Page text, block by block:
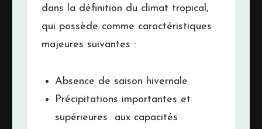
dans la définition du climat tropical,
qui possède comme caractéristiques
majeures suivantes :
Absence de saison hivernale
Précipitations importantes et
supérieures aux capacités